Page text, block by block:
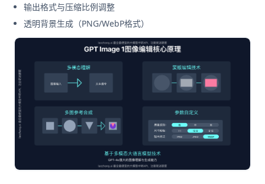
输出格式与压缩比例调整
透明背景生成（PNG/WebP格式）